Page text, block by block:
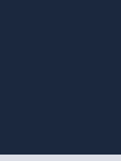
mit der
für
55
50x